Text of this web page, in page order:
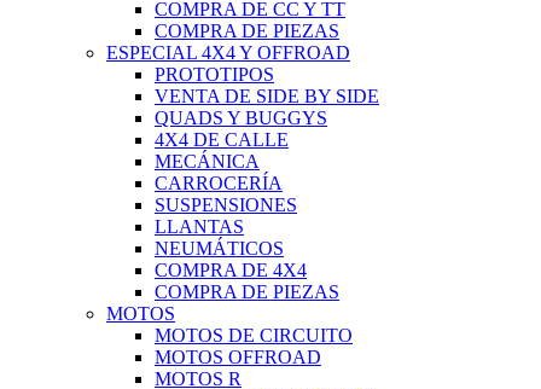
COMPRA DE CC Y TT
COMPRA DE PIEZAS
ESPECIAL 4X4 Y OFFROAD
PROTOTIPOS
VENTA DE SIDE BY SIDE
QUADS Y BUGGYS
4X4 DE CALLE
MECÁNICA
CARROCERÍA
SUSPENSIONES
LLANTAS
NEUMÁTICOS
COMPRA DE 4X4
COMPRA DE PIEZAS
MOTOS
MOTOS DE CIRCUITO
MOTOS OFFROAD
MOTOS R